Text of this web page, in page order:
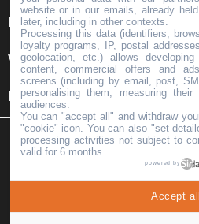
INFORMATIONS
VOTRE COMPTE
INFORMATIONS SUR LE
Mon Gazon
Réservés | MGS | Tva:
website or in our emails, already
later, including in other contexts.
Processing this data (identifiers,
loyalty programs, IP, postal
geolocation, etc.) allows
content, commercial offers and
screens (including by email, post,
personalising them, measuring
audiences.
You can "accept all" and withdraw
"cookie" icon . You can also "set
processing activities not subject to
valid for 6 months.
powered by
Accept all